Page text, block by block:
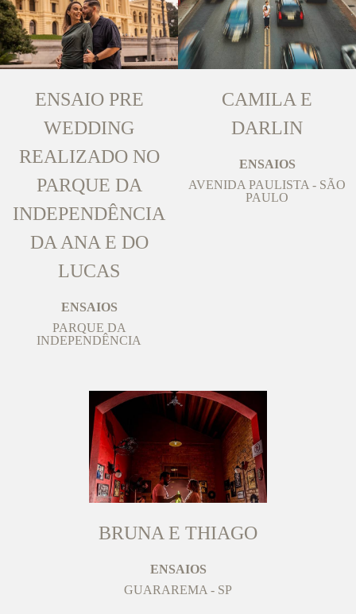
ENSAIO PRE
WEDDING
REALIZADO NO
PARQUE DA
INDEPENDÊNCIA
DA ANA E DO
LUCAS
ENSAIOS
PARQUE DA
INDEPENDÊNCIA
CAMILA E
DARLIN
ENSAIOS
AVENIDA PAULISTA - SÃO
PAULO
BRUNA E THIAGO
ENSAIOS
GUARAREMA - SP